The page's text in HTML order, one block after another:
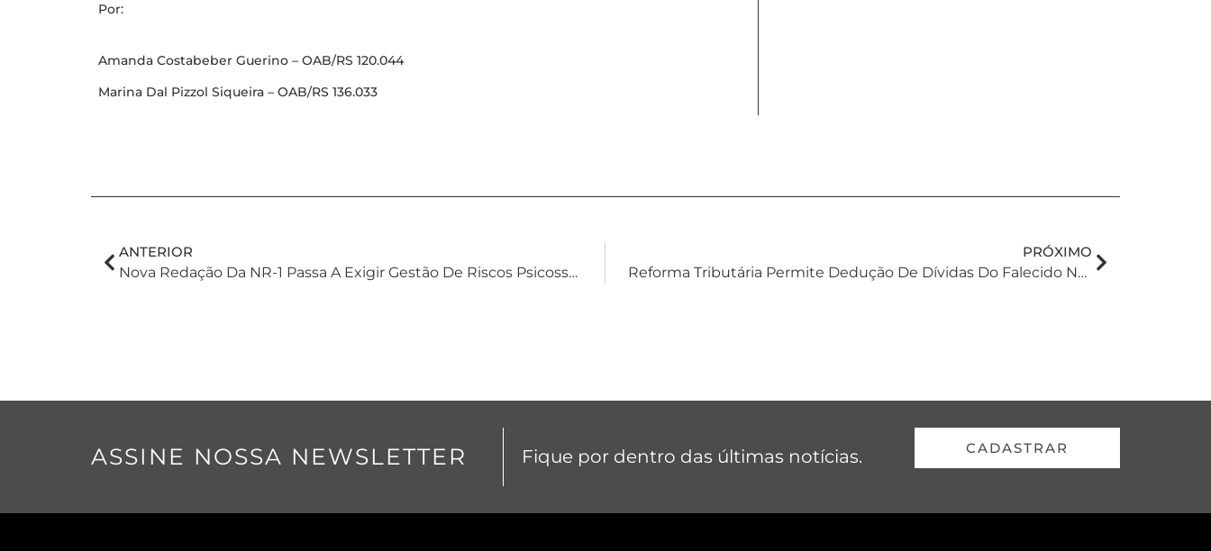
Por:
Amanda Costabeber Guerino – OAB/RS 120.044
Marina Dal Pizzol Siqueira – OAB/RS 136.033
ANTERIOR
Nova Redação Da NR-1 Passa A Exigir Gestão De Riscos Psicossociais No Ambiente De Trabalho A Partir De 2026
PRÓXIMO
Reforma Tributária Permite Dedução De Dívidas Do Falecido No Cálculo Do ITCMD
ASSINE NOSSA NEWSLETTER Fique por dentro das últimas notícias. CADASTRAR